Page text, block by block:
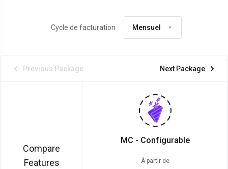
Cycle de facturation Mensuel
Previous Package Next Package
Compare
Features
MC - Configurable
À partir de